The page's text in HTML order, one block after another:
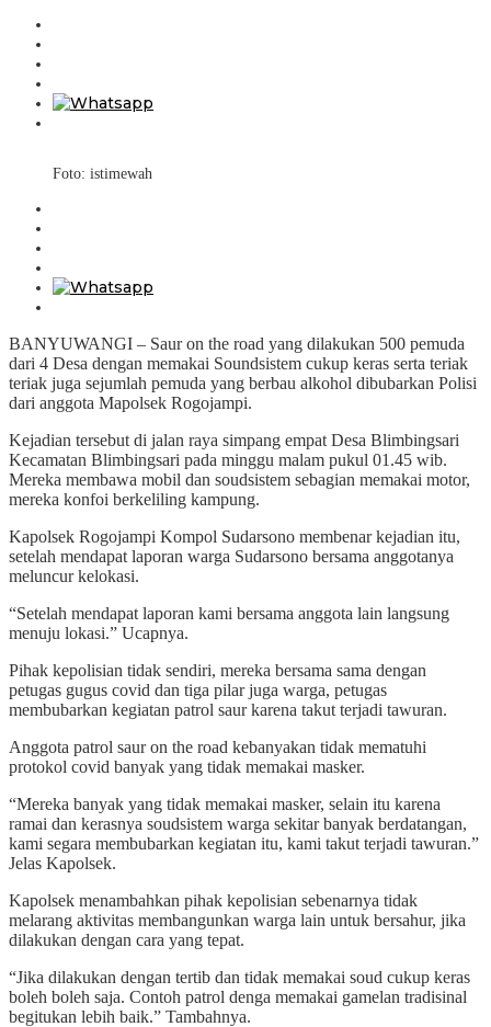
Foto: istimewah
BANYUWANGI – Saur on the road yang dilakukan 500 pemuda
dari 4 Desa dengan memakai Soundsistem cukup keras serta teriak
teriak juga sejumlah pemuda yang berbau alkohol dibubarkan Polisi
dari anggota Mapolsek Rogojampi.
Kejadian tersebut di jalan raya simpang empat Desa Blimbingsari
Kecamatan Blimbingsari pada minggu malam pukul 01.45 wib.
Mereka membawa mobil dan soudsistem sebagian memakai motor,
mereka konfoi berkeliling kampung.
Kapolsek Rogojampi Kompol Sudarsono membenar kejadian itu,
setelah mendapat laporan warga Sudarsono bersama anggotanya
meluncur kelokasi.
“Setelah mendapat laporan kami bersama anggota lain langsung
menuju lokasi.” Ucapnya.
Pihak kepolisian tidak sendiri, mereka bersama sama dengan
petugas gugus covid dan tiga pilar juga warga, petugas
membubarkan kegiatan patrol saur karena takut terjadi tawuran.
Anggota patrol saur on the road kebanyakan tidak mematuhi
protokol covid banyak yang tidak memakai masker.
“Mereka banyak yang tidak memakai masker, selain itu karena
ramai dan kerasnya soudsistem warga sekitar banyak berdatangan,
kami segara membubarkan kegiatan itu, kami takut terjadi tawuran.”
Jelas Kapolsek.
Kapolsek menambahkan pihak kepolisian sebenarnya tidak
melarang aktivitas membangunkan warga lain untuk bersahur, jika
dilakukan dengan cara yang tepat.
“Jika dilakukan dengan tertib dan tidak memakai soud cukup keras
boleh boleh saja. Contoh patrol denga memakai gamelan tradisinal
begitukan lebih baik.” Tambahnya.